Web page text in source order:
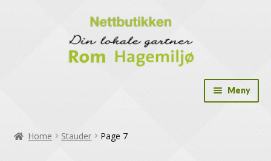
Meny
Drivhus tilbehør
Home Stauder Page 7